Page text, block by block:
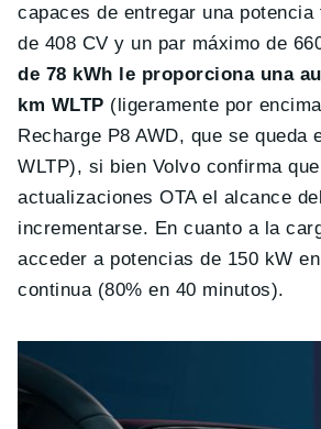
capaces de entregar una potencia
de 408 CV y un par máximo de
de 78 kWh le proporciona una
km WLTP (ligeramente por
Recharge P8 AWD, que se queda
WLTP), si bien Volvo confirma
actualizaciones OTA el alcance
incrementarse. En cuanto a la
acceder a potencias de 150 kW
continua (80% en 40 minutos).